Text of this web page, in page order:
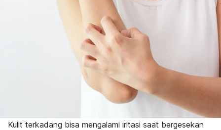
Kulit terkadang bisa mengalami iritasi saat bergesekan